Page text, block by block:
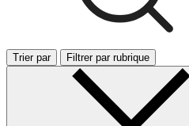
Trier par Filtrer par rubrique